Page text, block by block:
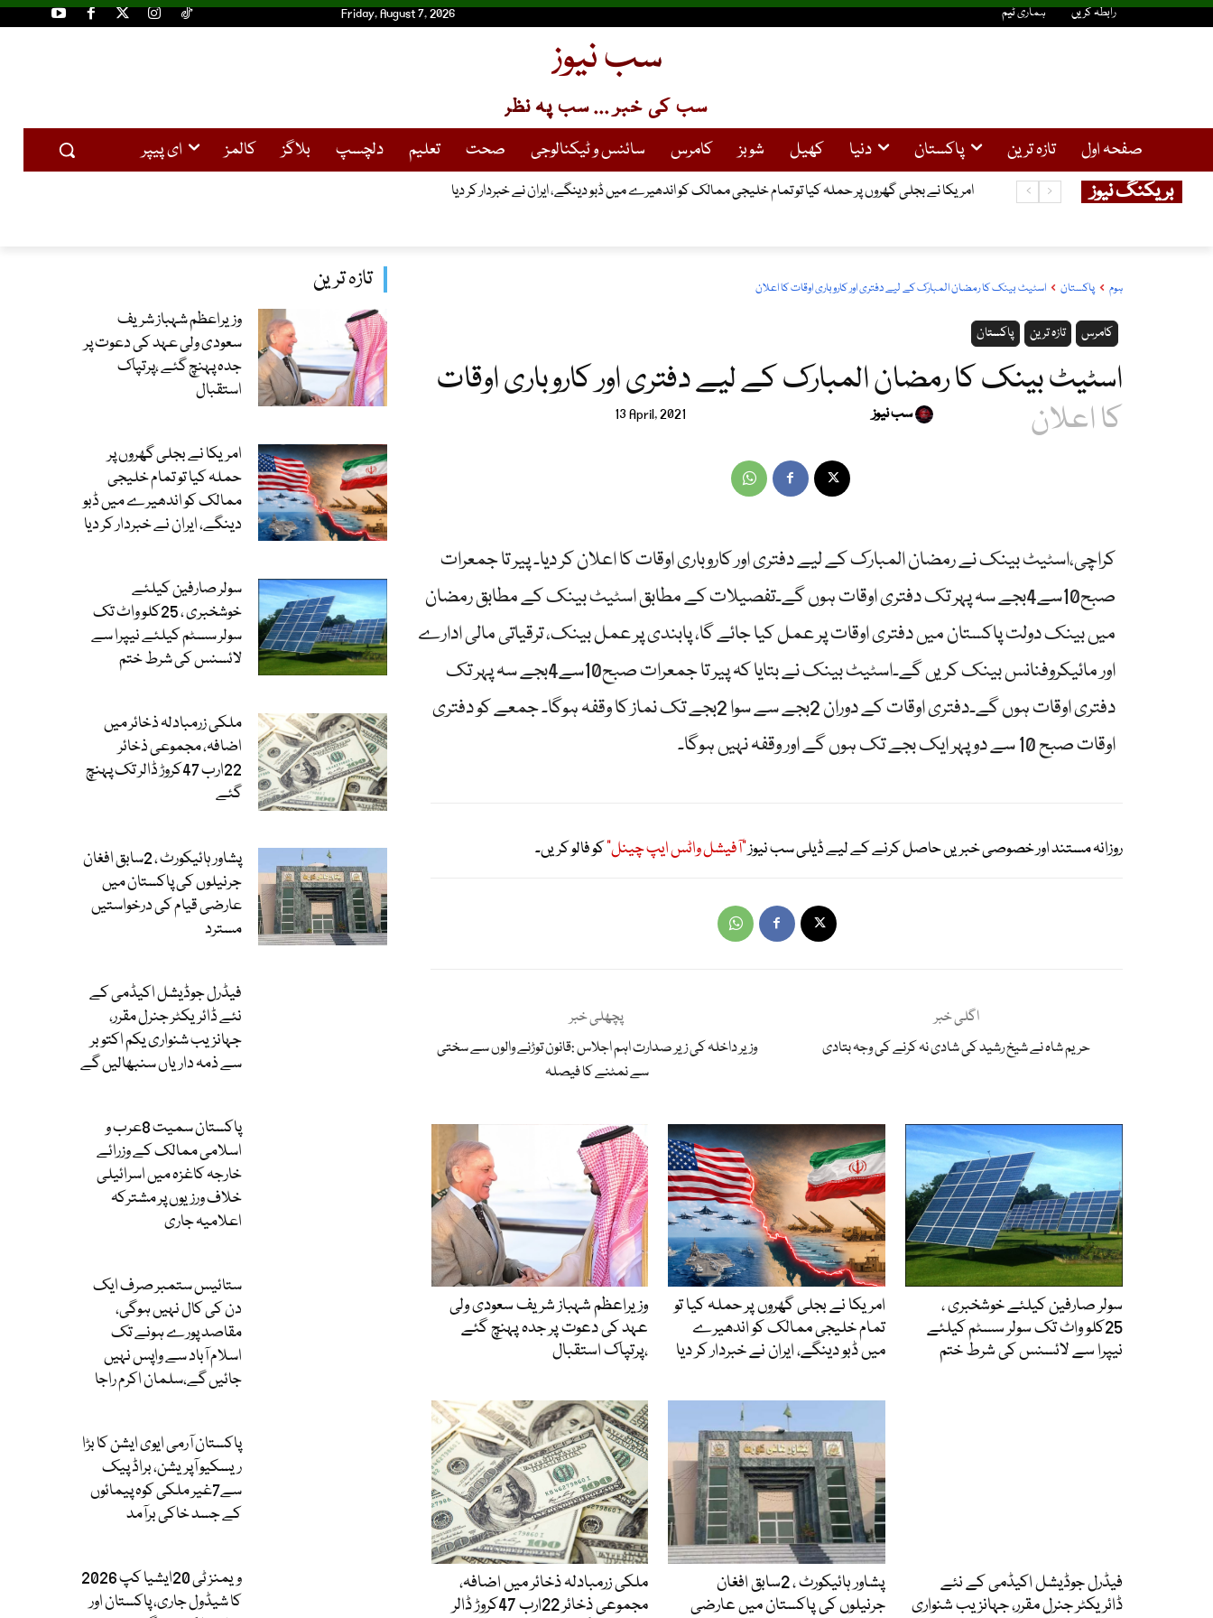
Friday, August 7, 2026 رابطہ کریں ہماری ٹیم
سب نیوز
سب کی خبر ... سب پہ نظر
صفحہ اول تازہ ترین پاکستان دنیا کھیل شوبز کامرس سائنس و ٹیکنالوجی صحت تعلیم دلچسپ بلاگز کالمز ای پیپر
بریکنگ نیوز امریکا نے بجلی گھروں پر حملہ کیا تو تمام خلیجی ممالک کو اندھیرے میں ڈبو دینگے، ایران نے خبردار کر دیا
تازہ ترین
وزیراعظم شہباز شریف
سعودی ولی عہد کی دعوت پر
جدہ پہنچ گئے ،پرتپاک
استقبال
امریکا نے بجلی گھروں پر
حملہ کیا تو تمام خلیجی
ممالک کو اندھیرے میں ڈبو
دینگے، ایران نے خبردار کر دیا
سولر صارفین کیلئے
خوشخبری ، 25کلو واٹ تک
سولر سسٹم کیلئے نیپرا سے
لائسنس کی شرط ختم
ملکی زرمبادلہ ذخائر میں
اضافہ، مجموعی ذخائر
22ارب 47کروڑ ڈالر تک پہنچ
گئے
پشاور ہائیکورٹ ، 2سابق افغان
جرنیلوں کی پاکستان میں
عارضی قیام کی درخواستیں
مسترد
فیڈرل جوڈیشل اکیڈمی کے
نئے ڈائریکٹر جنرل مقرر،
جہانزیب شنواری یکم اکتوبر
سے ذمہ داریاں سنبھالیں گے
پاکستان سمیت 8عرب و
اسلامی ممالک کے وزرائے
خارجہ کاغزہ میں اسرائیلی
خلاف ورزیوں پر مشترکہ
اعلامیہ جاری
ستائیس ستمبر صرف ایک
دن کی کال نہیں ہوگی،
مقاصد پورے ہونے تک
اسلام آباد سے واپس نہیں
جائیں گے،سلمان اکرم راجا
پاکستان آرمی ایوی ایشن کا بڑا
ریسکیو آپریشن، براڈ پیک
سے7غیر ملکی کوہ پیمائوں
کے جسد خاکی برآمد
ویمنز ٹی 20ایشیا کپ 2026
کا شیڈول جاری، پاکستان اور
ہوم پاکستان اسٹیٹ بینک کا رمضان المبارک کے لیے دفتری اور کاروباری اوقات کا اعلان
پاکستان تازہ ترین کامرس
اسٹیٹ بینک کا رمضان المبارک کے لیے دفتری اور کاروباری اوقات
کا اعلان
13 April, 2021 سب نیوز
کراچی،اسٹیٹ بینک نے رمضان المبارک کے لیے دفتری اور کاروباری اوقات کا اعلان کر دیا۔ پیر تا جمعرات
صبح10سے4بجے سہ پہر تک دفتری اوقات ہوں گے۔تفصیلات کے مطابق اسٹیٹ بینک کے مطابق رمضان
میں بینک دولت پاکستان میں دفتری اوقات پر عمل کیا جائے گا، پابندی پر عمل بینک، ترقیاتی مالی ادارے
اور مائیکروفنانس بینک کریں گے۔اسٹیٹ بینک نے بتایا کہ پیر تا جمعرات صبح10سے4بجے سہ پہر تک
دفتری اوقات ہوں گے۔دفتری اوقات کے دوران 2بجے سے سوا 2بجے تک نماز کا وقفہ ہوگا۔ جمعے کو دفتری
اوقات صبح 10 سے دوپہر ایک بجے تک ہوں گے اور وقفہ نہیں ہوگا۔
روزانہ مستند اور خصوصی خبریں حاصل کرنے کے لیے ڈیلی سب نیوز"آفیشل واٹس ایپ چینل"کو فالو کریں۔
پچھلی خبر
وزیر داخلہ کی زیر صدارت اہم اجلاس :قانون توڑنے والوں سے سختی
سے نمٹنے کا فیصلہ
اگلی خبر
حریم شاہ نے شیخ رشید کی شادی نہ کرنے کی وجہ بتادی
وزیراعظم شہباز شریف سعودی ولی
عہد کی دعوت پر جدہ پہنچ گئے
،پرتپاک استقبال
امریکا نے بجلی گھروں پر حملہ کیا تو
تمام خلیجی ممالک کو اندھیرے
میں ڈبو دینگے، ایران نے خبردار کر دیا
سولر صارفین کیلئے خوشخبری ،
25کلو واٹ تک سولر سسٹم کیلئے
نیپرا سے لائسنس کی شرط ختم
ملکی زرمبادلہ ذخائر میں اضافہ،
مجموعی ذخائر 22ارب 47کروڑ ڈالر
پشاور ہائیکورٹ ، 2سابق افغان
جرنیلوں کی پاکستان میں عارضی
فیڈرل جوڈیشل اکیڈمی کے نئے
ڈائریکٹر جنرل مقرر، جہانزیب شنواری